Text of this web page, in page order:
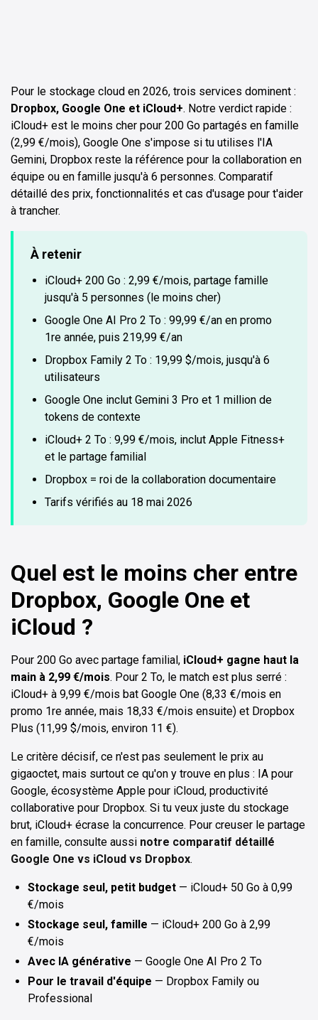
Pour le stockage cloud en 2026, trois services dominent :
Dropbox, Google One et iCloud+. Notre verdict rapide :
iCloud+ est le moins cher pour 200 Go partagés en famille
(2,99 €/mois), Google One s'impose si tu utilises l'IA
Gemini, Dropbox reste la référence pour la collaboration en
équipe ou en famille jusqu'à 6 personnes. Comparatif
détaillé des prix, fonctionnalités et cas d'usage pour t'aider
à trancher.
À retenir
iCloud+ 200 Go : 2,99 €/mois, partage famille
jusqu'à 5 personnes (le moins cher)
Google One AI Pro 2 To : 99,99 €/an en promo
1re année, puis 219,99 €/an
Dropbox Family 2 To : 19,99 $/mois, jusqu'à 6
utilisateurs
Google One inclut Gemini 3 Pro et 1 million de
tokens de contexte
iCloud+ 2 To : 9,99 €/mois, inclut Apple Fitness+
et le partage familial
Dropbox = roi de la collaboration documentaire
Tarifs vérifiés au 18 mai 2026
Quel est le moins cher entre
Dropbox, Google One et
iCloud ?
Pour 200 Go avec partage familial, iCloud+ gagne haut la
main à 2,99 €/mois. Pour 2 To, le match est plus serré :
iCloud+ à 9,99 €/mois bat Google One (8,33 €/mois en
promo 1re année, mais 18,33 €/mois ensuite) et Dropbox
Plus (11,99 $/mois, environ 11 €).
Le critère décisif, ce n'est pas seulement le prix au
gigaoctet, mais surtout ce qu'on y trouve en plus : IA pour
Google, écosystème Apple pour iCloud, productivité
collaborative pour Dropbox. Si tu veux juste du stockage
brut, iCloud+ écrase la concurrence. Pour creuser le partage
en famille, consulte aussi notre comparatif détaillé
Google One vs iCloud vs Dropbox.
Stockage seul, petit budget — iCloud+ 50 Go à 0,99
€/mois
Stockage seul, famille — iCloud+ 200 Go à 2,99
€/mois
Avec IA générative — Google One AI Pro 2 To
Pour le travail d'équipe — Dropbox Family ou
Professional